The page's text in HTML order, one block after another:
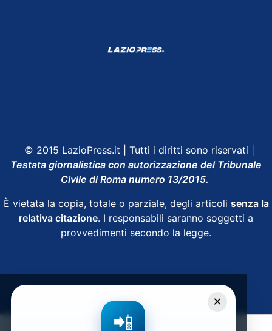
© 2015 LazioPress.it | Tutti i diritti sono riservati |
Testata giornalistica con autorizzazione del Tribunale
Civile di Roma numero 13/2015.
È vietata la copia, totale o parziale, degli articoli senza la
relativa citazione. I responsabili saranno soggetti a
provvedimenti secondo la legge.
×
📲